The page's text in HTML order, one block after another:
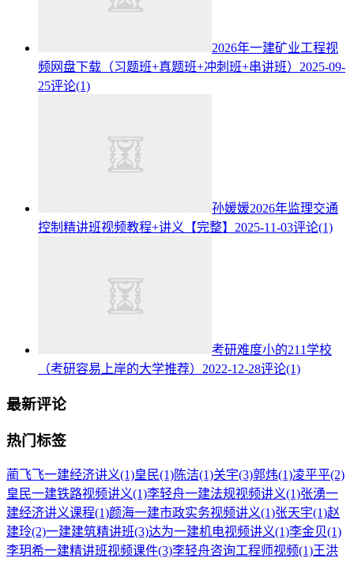
2026年一建矿业工程视
频网盘下载（习题班+真题班+冲刺班+串讲班） 2025-09-
25评论(1)
孙媛媛2026年监理交通
控制精讲班视频教程+讲义【完整】 2025-11-03评论(1)
考研难度小的211学校
（考研容易上岸的大学推荐） 2022-12-28评论(1)
最新评论
热门标签
蔺飞飞一建经济讲义(1)皇民(1)陈洁(1)关宇(3)郭炜(1)凌平平(2)
皇民一建铁路视频讲义(1)李轻舟一建法规视频讲义(1)张湧一
建经济讲义课程(1)颜海一建市政实务视频讲义(1)张天宇(1)赵
建玲(2)一建建筑精讲班(3)达为一建机电视频讲义(1)李金贝(1)
李玥希一建精讲班视频课件(3)李轻舟咨询工程师视频(1)王洪